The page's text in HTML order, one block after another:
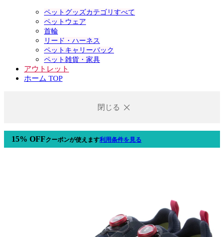
ペットグッズカテゴリすべて
ペットウェア
首輪
リード・ハーネス
ペットキャリーバック
ペット雑貨・家具
アウトレット
ホーム TOP
閉じる
15% OFFクーポンが使えます利用条件を見る